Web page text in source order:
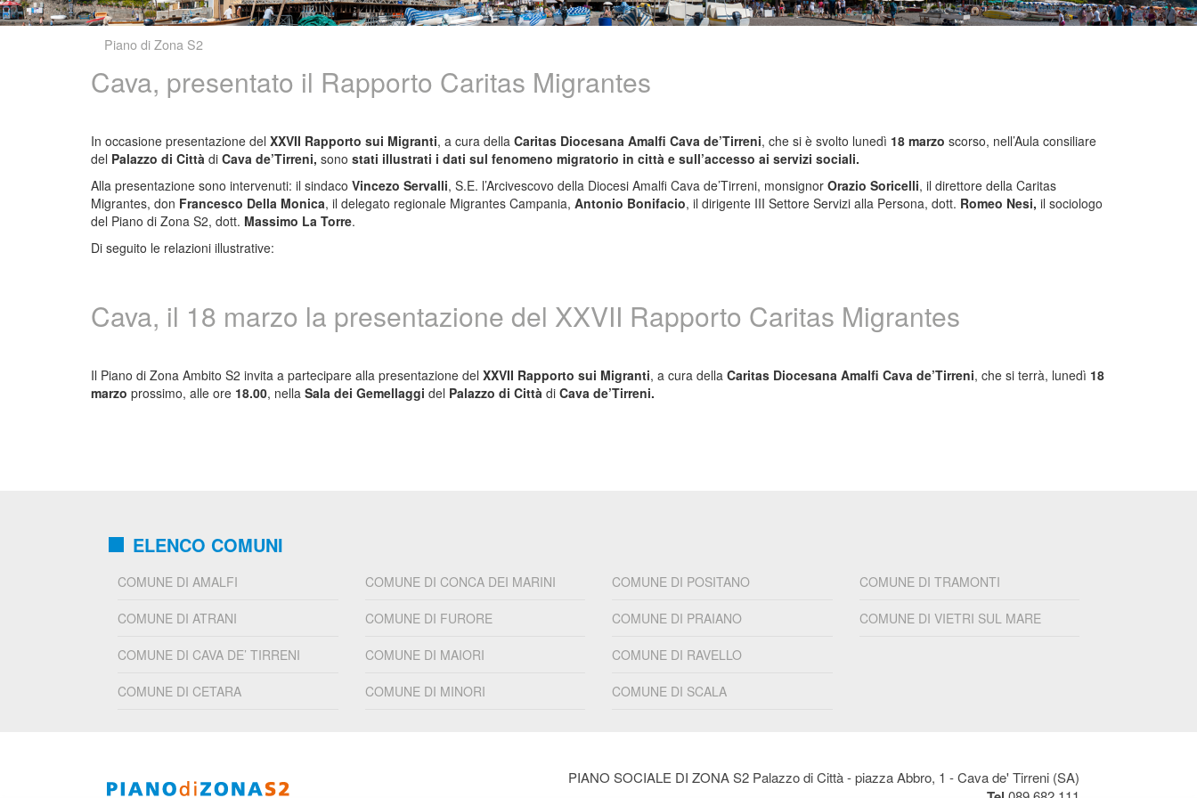
Piano di Zona S2
Cava, presentato il Rapporto Caritas Migrantes
In occasione presentazione del XXVII Rapporto sui Migranti, a cura della Caritas Diocesana Amalfi Cava de’Tirreni, che si è svolto lunedì 18 marzo scorso, nell’Aula consiliare
del Palazzo di Città di Cava de’Tirreni, sono stati illustrati i dati sul fenomeno migratorio in città e sull’accesso ai servizi sociali.
Alla presentazione sono intervenuti: il sindaco Vincezo Servalli, S.E. l’Arcivescovo della Diocesi Amalfi Cava de’Tirreni, monsignor Orazio Soricelli, il direttore della Caritas
Migrantes, don Francesco Della Monica, il delegato regionale Migrantes Campania, Antonio Bonifacio, il dirigente III Settore Servizi alla Persona, dott. Romeo Nesi, il sociologo
del Piano di Zona S2, dott. Massimo La Torre.
Di seguito le relazioni illustrative:
Cava, il 18 marzo la presentazione del XXVII Rapporto Caritas Migrantes
Il Piano di Zona Ambito S2 invita a partecipare alla presentazione del XXVII Rapporto sui Migranti, a cura della Caritas Diocesana Amalfi Cava de’Tirreni, che si terrà, lunedì 18
marzo prossimo, alle ore 18.00, nella Sala dei Gemellaggi del Palazzo di Città di Cava de’Tirreni.
ELENCO COMUNI
COMUNE DI AMALFI
COMUNE DI ATRANI
COMUNE DI CAVA DE’ TIRRENI
COMUNE DI CETARA
COMUNE DI CONCA DEI MARINI
COMUNE DI FURORE
COMUNE DI MAIORI
COMUNE DI MINORI
COMUNE DI POSITANO
COMUNE DI PRAIANO
COMUNE DI RAVELLO
COMUNE DI SCALA
COMUNE DI TRAMONTI
COMUNE DI VIETRI SUL MARE
PIANO SOCIALE DI ZONA S2 Palazzo di Città - piazza Abbro, 1 - Cava de' Tirreni (SA)